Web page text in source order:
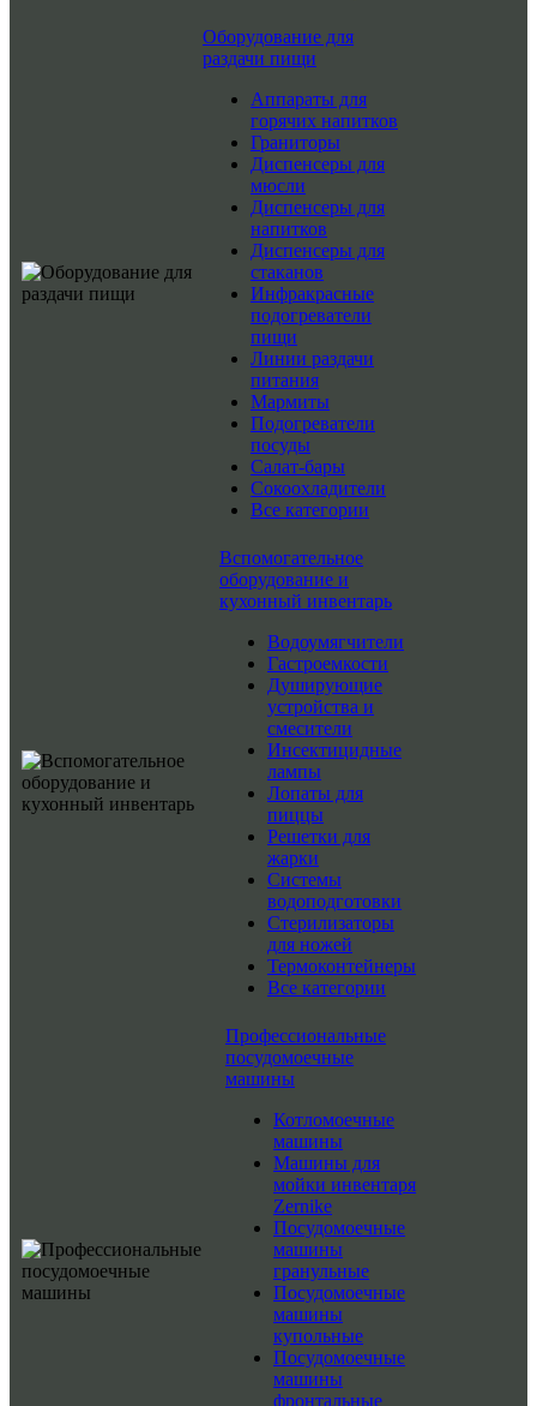
Оборудование для
раздачи пищи
Аппараты для
горячих напитков
Граниторы
Диспенсеры для
мюсли
Диспенсеры для
напитков
Диспенсеры для
стаканов
Инфракрасные
подогреватели
пищи
Линии раздачи
питания
Мармиты
Подогреватели
посуды
Салат-бары
Сокоохладители
Все категории
Вспомогательное
оборудование и
кухонный инвентарь
Водоумягчители
Гастроемкости
Душирующие
устройства и
смесители
Инсектицидные
лампы
Лопаты для
пиццы
Решетки для
жарки
Системы
водоподготовки
Стерилизаторы
для ножей
Термоконтейнеры
Все категории
Профессиональные
посудомоечные
машины
Котломоечные
машины
Машины для
мойки инвентаря
Zernike
Посудомоечные
машины
гранульные
Посудомоечные
машины
купольные
Посудомоечные
машины
фронтальные